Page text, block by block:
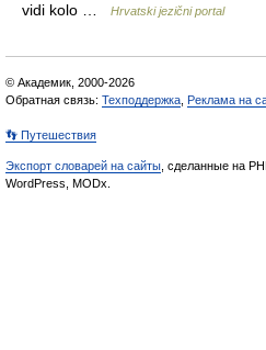
vidi kolo …
Hrvatski jezični portal
© Академик, 2000-2026
Обратная связь: Техподдержка Реклама на
👣 Путешествия
Экспорт словарей на сайты , сделанные на
WordPress, MODx.